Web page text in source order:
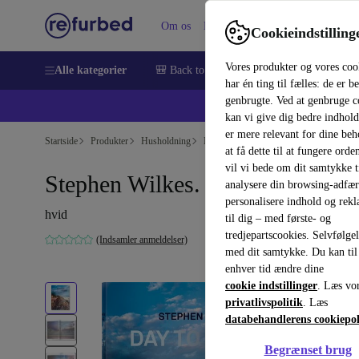
Vores produkter og vores
har én ting til fælles: de er
genbrugte. Ved at genbruge
kan vi give dig bedre
er mere relevant for dine
at få dette til at fungere
vil vi bede om dit samtykke
analysere din browsing-
personalisere indhold og
til dig – med første- og
tredjepartscookies.
med dit samtykke. Du kan til
enhver tid ændre dine
cookie indstillinger. Læs
privatlivspolitik. Læs
databehandlerens
Begrænset brug
Om os Hjælp
Alle kategorier 🎒 Back to school Smartphones
💻
Startside Produkter Husholdning Møbler
Stephen Wilkes. Day to Night
hvid
(Indsamler anmeldelser)